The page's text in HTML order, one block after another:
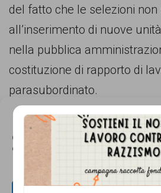
Gestisci Consenso
Questo sito fa uso di cookie, anche di terze
di profilazione.
che
battono
per
pari
opportunità
del fatto che le selezioni
all’inserimento di nuove
nella pubblica
costituzione di rapporto di
parasubordinato.
L’associazione chiede
nuove disposizioni ai
requisito della cittadinanza
stato membro dell’unione